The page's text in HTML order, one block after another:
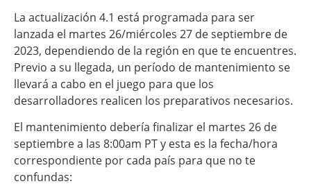
La actualización 4.1 está programada para ser
lanzada el martes 26/miércoles 27 de septiembre de
2023, dependiendo de la región en que te encuentres.
Previo a su llegada, un período de mantenimiento se
llevará a cabo en el juego para que los
desarrolladores realicen los preparativos necesarios.
El mantenimiento debería finalizar el martes 26 de
septiembre a las 8:00am PT y esta es la fecha/hora
correspondiente por cada país para que no te
confundas: